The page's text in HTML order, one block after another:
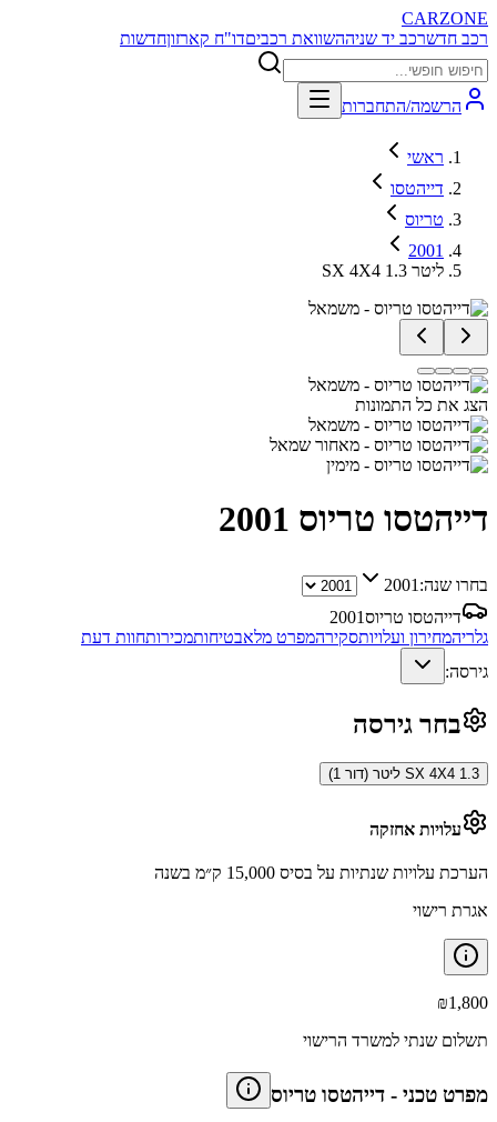
CARZONE
רכב חדשרכב יד שניההשוואת רכביםדו"ח קארזוןחדשות
הרשמה/התחברות
ראשי
דייהטסו
טריוס
2001
SX 4X4 1.3 ליטר
הצג את כל התמונות
דייהטסו טריוס 2001
בחרו שנה: 2001
דייהטסו טריוס2001
גלריהמחירון ועלויותסקירהמפרט מלאבטיחותמכירותחוות דעת
גירסה:
בחר גירסה
SX 4X4 1.3 ליטר (דור 1)
עלויות אחזקה
הערכת עלויות שנתיות על בסיס 15,000 ק״מ בשנה
אגרת רישוי
₪1,800
תשלום שנתי למשרד הרישוי
מפרט טכני - דייהטסו טריוס